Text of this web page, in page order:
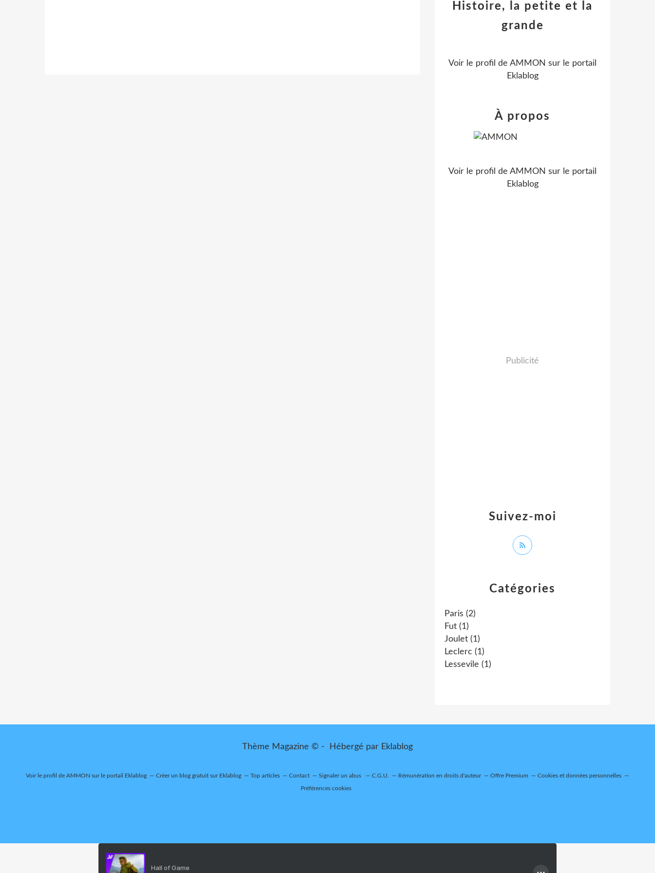
Catégories
Paris (2)
Fut (1)
Joulet (1)
Leclerc (1)
Lessevile (1)
Histoire, la petite et la
grande
Voir le profil de AMMON sur le portail
Eklablog
Suivez-moi
À propos
Voir le profil de AMMON sur le portail
Eklablog
Publicité
Thème Magazine © - Hébergé par Eklablog
Voir le profil de AMMON sur le portail Eklablog Créer un blog gratuit sur Eklablog Top articles Contact Signaler un abus C.G.U. Rémunération en droits d'auteur Offre Premium Cookies et données personnelles
Préférences cookies
Hall of Game